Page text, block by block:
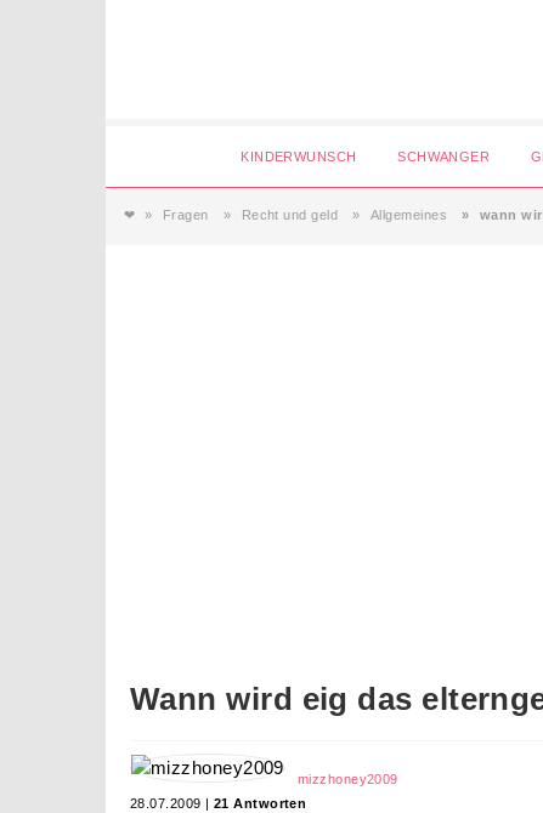
KINDERWUNSCH SCHWANGER
❤ Fragen Recht und geld Allgemeines wann
Wann wird eig das
mizzhoney2009
28.07.2009 | 21 Antworten